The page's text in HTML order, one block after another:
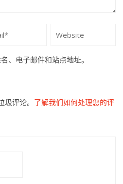
、电子邮件和站点地址。
评论。 了解我们如何处理您的评